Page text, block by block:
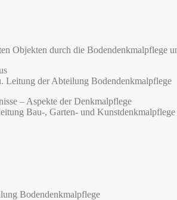
Objekten durch die Bodendenkmalpflege
Leitung der Abteilung Bodendenkmalpflege
– Aspekte der Denkmalpflege
Bau-, Garten- und Kunstdenkmalpflege
Bodendenkmalpflege